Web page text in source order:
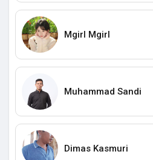
Mgirl Mgirl
Muhammad Sandi
Dimas Kasmuri